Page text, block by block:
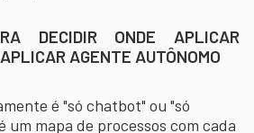
DECIDIR ONDE APLICAR
AGENTE AUTÔNOMO
é "só chatbot" ou "só
um mapa de processos com cada